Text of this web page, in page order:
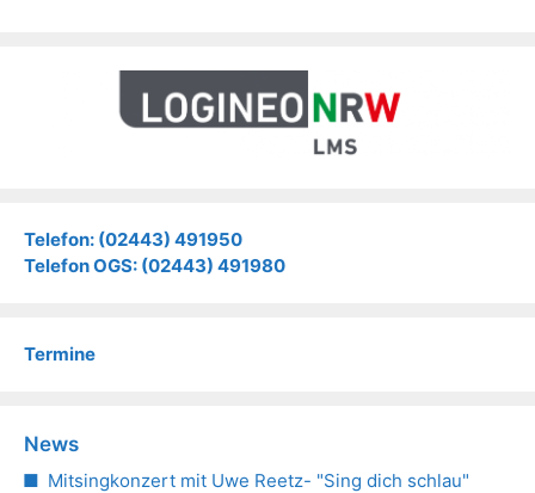
Telefon: (02443) 491950
Telefon OGS: (02443) 491980
Termine
News
Mitsingkonzert mit Uwe Reetz- "Sing dich schlau"